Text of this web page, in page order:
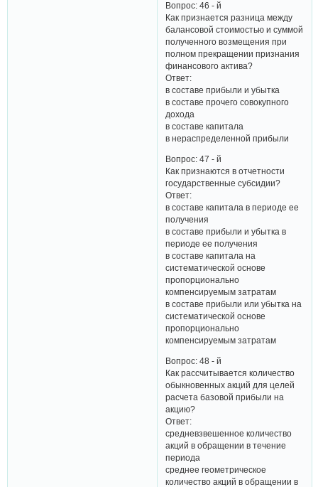
Вопрос: 46 - й
Как признается разница между
балансовой стоимостью и суммой
полученного возмещения при
полном прекращении признания
финансового актива?
Ответ:
в составе прибыли и убытка
в составе прочего совокупного
дохода
в составе капитала
в нераспределенной прибыли
Вопрос: 47 - й
Как признаются в отчетности
государственные субсидии?
Ответ:
в составе капитала в периоде ее
получения
в составе прибыли и убытка в
периоде ее получения
в составе капитала на
систематической основе
пропорционально
компенсируемым затратам
в составе прибыли или убытка на
систематической основе
пропорционально
компенсируемым затратам
Вопрос: 48 - й
Как рассчитывается количество
обыкновенных акций для целей
расчета базовой прибыли на
акцию?
Ответ:
средневзвешенное количество
акций в обращении в течение
периода
среднее геометрическое
количество акций в обращении в